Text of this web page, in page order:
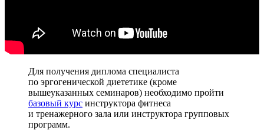
Для получения диплома специалиста
по эргогенической диететике (кроме
вышеуказанных семинаров) необходимо пройти
базовый курс инструктора фитнеса
и тренажерного зала или инструктора групповых
программ.